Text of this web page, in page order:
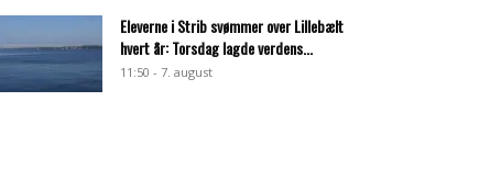
Eleverne i Strib svømmer over Lillebælt
hvert år: Torsdag lagde verdens...
11:50 - 7. august